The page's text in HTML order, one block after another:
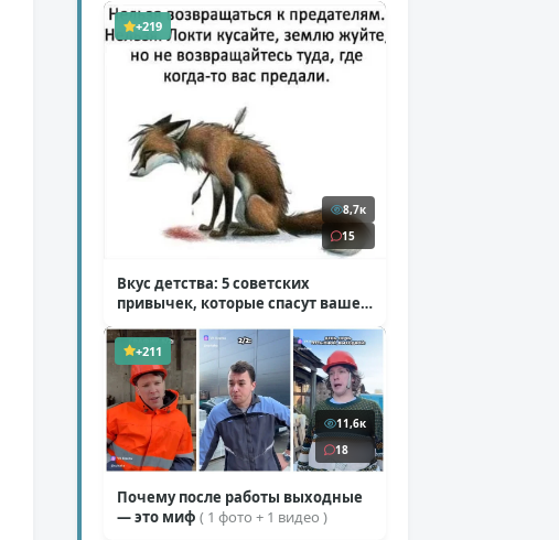
+219
8,7к
15
Вкус детства: 5 советских
привычек, которые спасут ваше
+211
11,6к
18
Почему после работы выходные
— это миф ( 1 фото + 1 видео )